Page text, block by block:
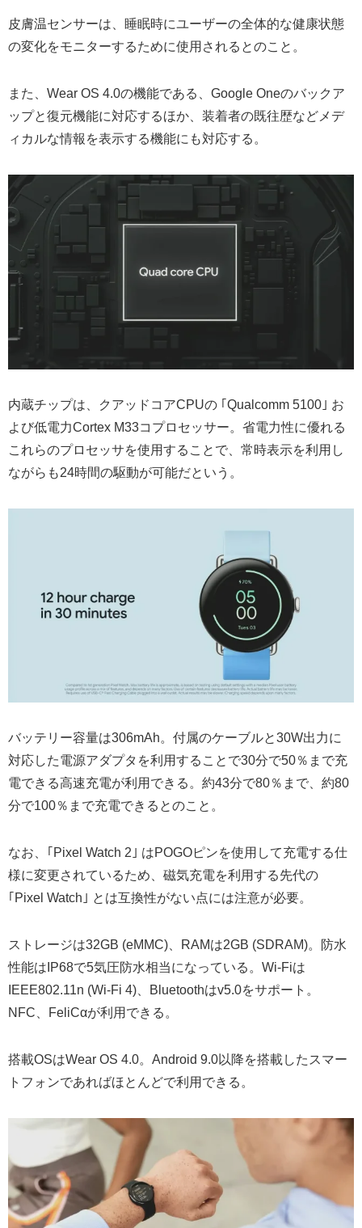
皮膚温センサーは、睡眠時にユーザーの全体的な健康状態
の変化をモニターするために使用されるとのこと。
また、Wear OS 4.0の機能である、Google Oneのバックア
ップと復元機能に対応するほか、装着者の既往歴などメデ
ィカルな情報を表示する機能にも対応する。
内蔵チップは、クアッドコアCPUの ｢Qualcomm 5100｣ お
よび低電力Cortex M33コプロセッサー。省電力性に優れる
これらのプロセッサを使用することで、常時表示を利用し
ながらも24時間の駆動が可能だという。
バッテリー容量は306mAh。付属のケーブルと30W出力に
対応した電源アダプタを利用することで30分で50％まで充
電できる高速充電が利用できる。約43分で80％まで、約80
分で100％まで充電できるとのこと。
なお、｢Pixel Watch 2｣ はPOGOピンを使用して充電する仕
様に変更されているため、磁気充電を利用する先代の
｢Pixel Watch｣ とは互換性がない点には注意が必要。
ストレージは32GB (eMMC)、RAMは2GB (SDRAM)。防水
性能はIP68で5気圧防水相当になっている。Wi-Fiは
IEEE802.11n (Wi-Fi 4)、Bluetoothはv5.0をサポート。
NFC、FeliCαが利用できる。
搭載OSはWear OS 4.0。Android 9.0以降を搭載したスマー
トフォンであればほとんどで利用できる。